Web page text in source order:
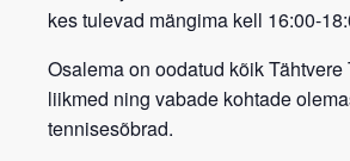
kes tulevad mängima kell 16:00-
Osalema on oodatud kõikTähtvere
liikmed ning vabade kohtade
tennisesõbrad.